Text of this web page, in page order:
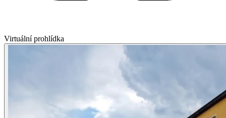
Virtuální prohlídka